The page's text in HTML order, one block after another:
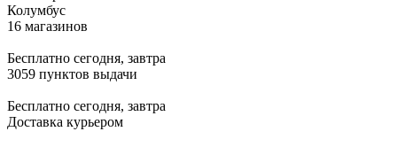
Колумбус
16 магазинов
Бесплатно сегодня, завтра
3059 пунктов выдачи
Бесплатно сегодня, завтра
Доставка курьером